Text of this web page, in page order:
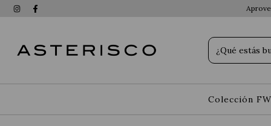
Colección